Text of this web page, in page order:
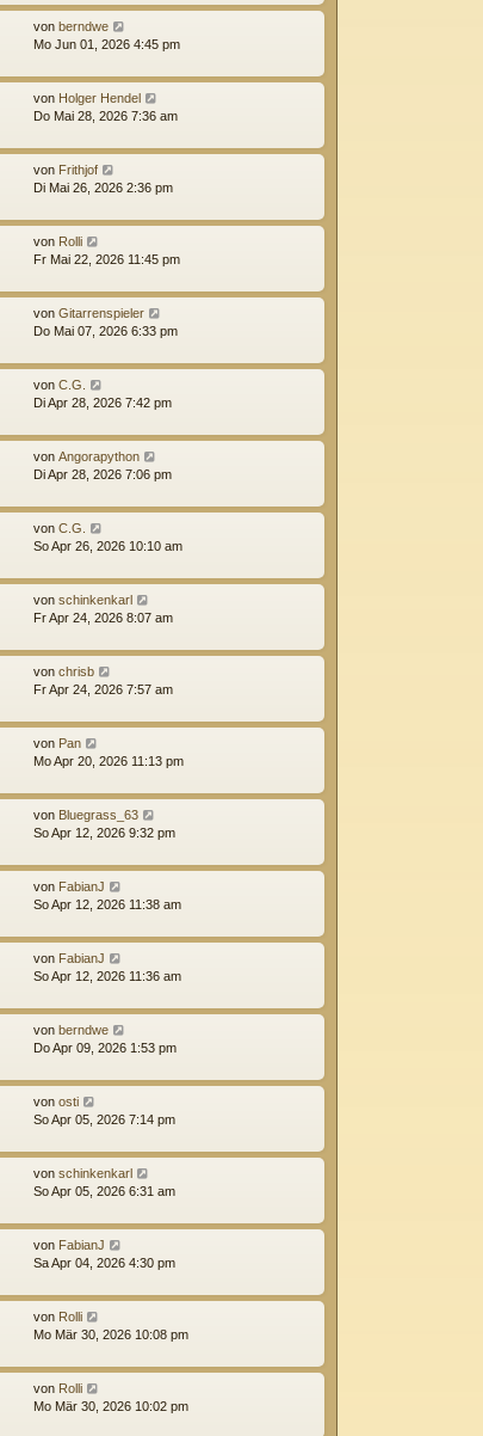
von berndwe
Mo Jun 01, 2026 4:45 pm
von Holger Hendel
Do Mai 28, 2026 7:36 am
von Frithjof
Di Mai 26, 2026 2:36 pm
von Rolli
Fr Mai 22, 2026 11:45 pm
von Gitarrenspieler
Do Mai 07, 2026 6:33 pm
von C.G.
Di Apr 28, 2026 7:42 pm
von Angorapython
Di Apr 28, 2026 7:06 pm
von C.G.
So Apr 26, 2026 10:10 am
von schinkenkarl
Fr Apr 24, 2026 8:07 am
von chrisb
Fr Apr 24, 2026 7:57 am
von Pan
Mo Apr 20, 2026 11:13 pm
von Bluegrass_63
So Apr 12, 2026 9:32 pm
von FabianJ
So Apr 12, 2026 11:38 am
von FabianJ
So Apr 12, 2026 11:36 am
von berndwe
Do Apr 09, 2026 1:53 pm
von osti
So Apr 05, 2026 7:14 pm
von schinkenkarl
So Apr 05, 2026 6:31 am
von FabianJ
Sa Apr 04, 2026 4:30 pm
von Rolli
Mo Mär 30, 2026 10:08 pm
von Rolli
Mo Mär 30, 2026 10:02 pm